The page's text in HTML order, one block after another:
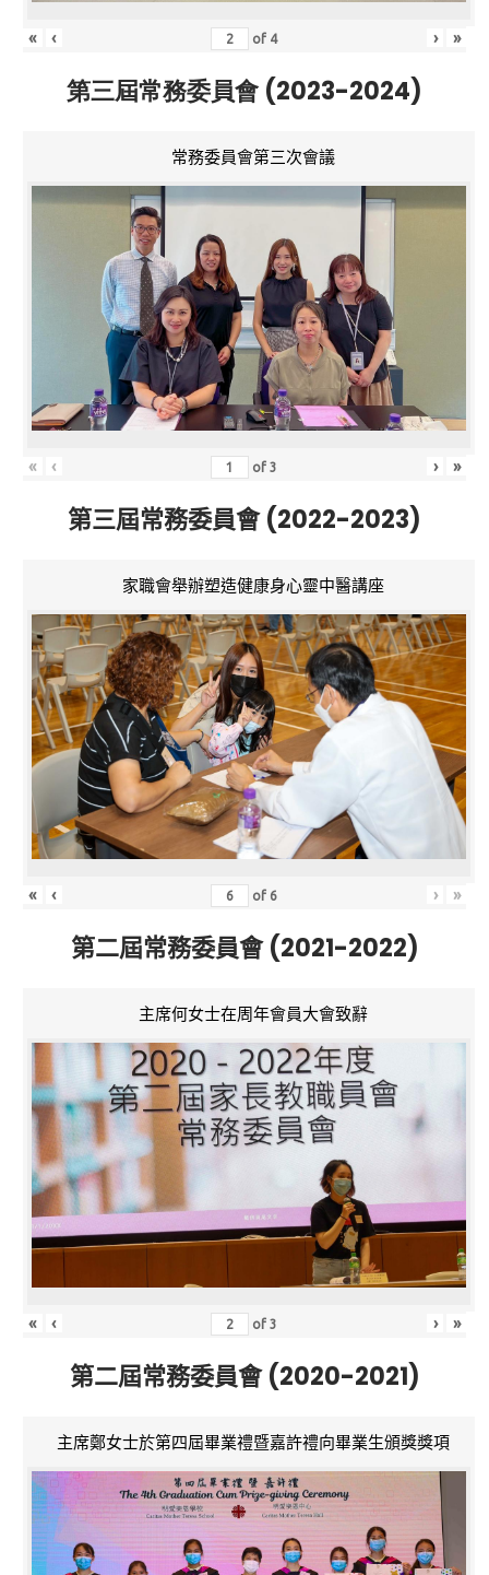
« ‹ of 4 › »
第三屆常務委員會 (2023-2024)
常務委員會第三次會議
« ‹ of3 › »
第三屆常務委員會 (2022-2023)
家職會舉辦塑造健康身心靈中醫講座
« ‹ of 6 › »
第二屆常務委員會 (2021-2022)
主席何女士在周年會員大會致辭
« ‹ of3 › »
第二屆常務委員會 (2020-2021)
主席鄭女士於第四屆畢業禮暨嘉許禮向畢業生頒獎獎項